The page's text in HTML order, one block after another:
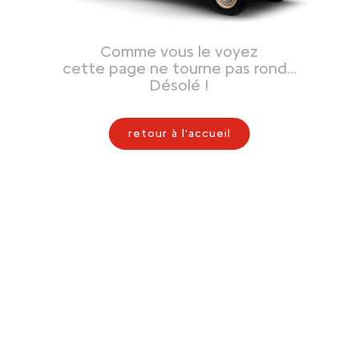
Comme vous le voyez
cette page ne tourne pas rond…
Désolé !
retour à l'accueil